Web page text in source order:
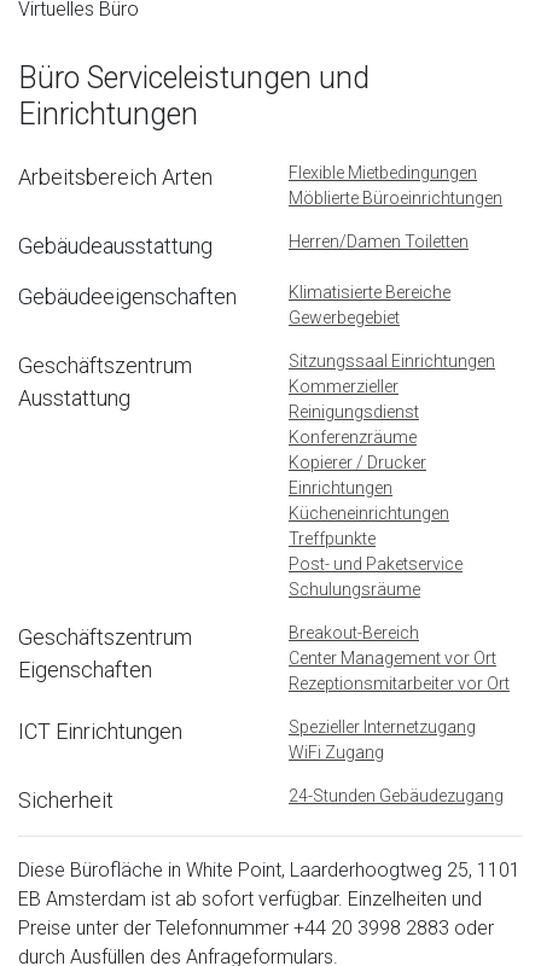
Virtuelles Büro
Büro Serviceleistungen und
Einrichtungen
Arbeitsbereich Arten
Flexible Mietbedingungen
Möblierte Büroeinrichtungen
Gebäudeausstattung Herren/Damen Toiletten
Gebäudeeigenschaften
Klimatisierte Bereiche
Gewerbegebiet
Geschäftszentrum
Ausstattung
Sitzungssaal Einrichtungen
Kommerzieller
Reinigungsdienst
Konferenzräume
Kopierer / Drucker
Einrichtungen
Kücheneinrichtungen
Treffpunkte
Post- und Paketservice
Schulungsräume
Geschäftszentrum
Eigenschaften
Breakout-Bereich
Center Management vor Ort
Rezeptionsmitarbeiter vor Ort
ICT Einrichtungen
Spezieller Internetzugang
WiFi Zugang
Sicherheit 24-Stunden Gebäudezugang
Diese Bürofläche in White Point, Laarderhoogtweg 25, 1101
EB Amsterdam ist ab sofort verfügbar. Einzelheiten und
Preise unter der Telefonnummer +44 20 3998 2883 oder
durch Ausfüllen des Anfrageformulars.